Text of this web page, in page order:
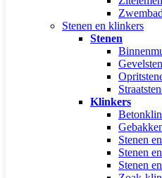
Stenen en klinkers
Stenen
Klinkers
Stenen
Stenen
Stenen